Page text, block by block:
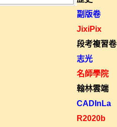
副版卷
JixiPix
段考複習卷
志光
名師學院
翰林雲端
CADInLa
R2020b